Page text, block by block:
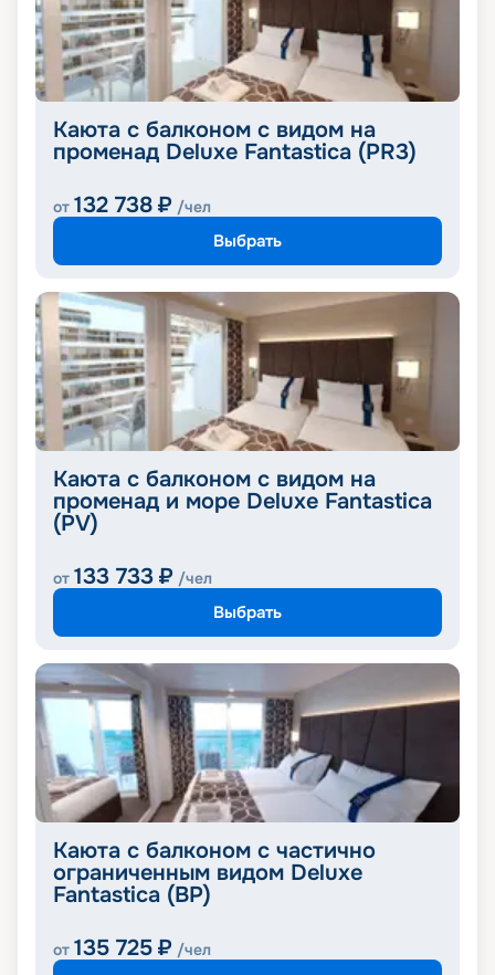
Каюта с балконом с видом на
променад Deluxe Fantastica (PR3)
от 132 738 ₽ /чел
Выбрать
Каюта с балконом с видом на
променад и море Deluxe Fantastica
(PV)
от 133 733 ₽ /чел
Выбрать
Каюта с балконом с частично
ограниченным видом Deluxe
Fantastica (BP)
от 135 725 ₽ /чел